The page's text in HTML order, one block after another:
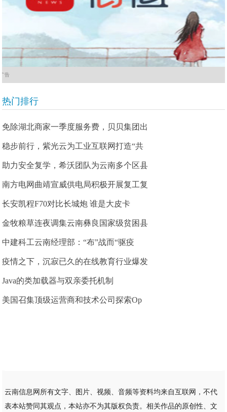
广告
热门排行
免除湖北商家一季度服务费，贝贝集团出
稳步前行，紫光云为工业互联网打造“共
助力安全复学，希沃团队为云南多个区县
南方电网曲靖宣威供电局积极开展复工复
长安凯程F70对比长城炮 谁是大皮卡
金牧粮草连夜调集云南彝良国家级贫困县
中建科工云南经理部：“布”战而“驱疫
疫情之下，沉寂已久的在线教育行业爆发
Java的类加载器与双亲委托机制
美国召集顶级运营商和技术公司探索Op
云南信息网所有文字、图片、视频、音频等资料均来自互联网，不代
表本站赞同其观点，本站亦不为其版权负责。相关作品的原创性、文